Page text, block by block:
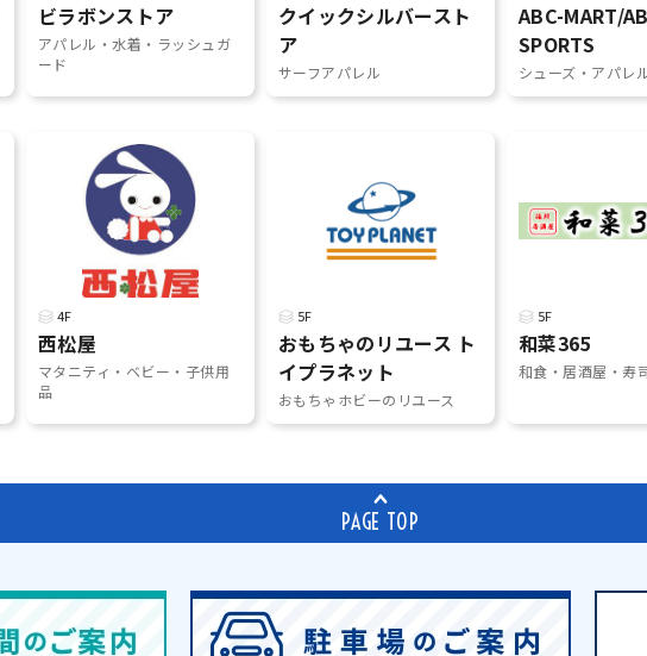
ビラボンストア
アパレル・水着・ラッシュガ
ード
クイックシルバースト
ア
サーフアパレル
ABC-MART/
SPORTS
シューズ・アパレ
4F
西松屋
マタニティ・ベビー・子供用
品
5F
おもちゃのリユース ト
イプラネット
おもちゃホビーのリユース
5F
和菜365
和食・居酒屋・寿
PAGE TOP